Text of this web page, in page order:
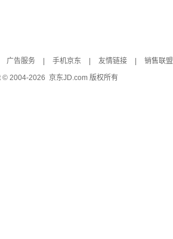
广告服务 手机京东 友情链接 销售联盟
© 2004-2026 京东JD.com 版权所有